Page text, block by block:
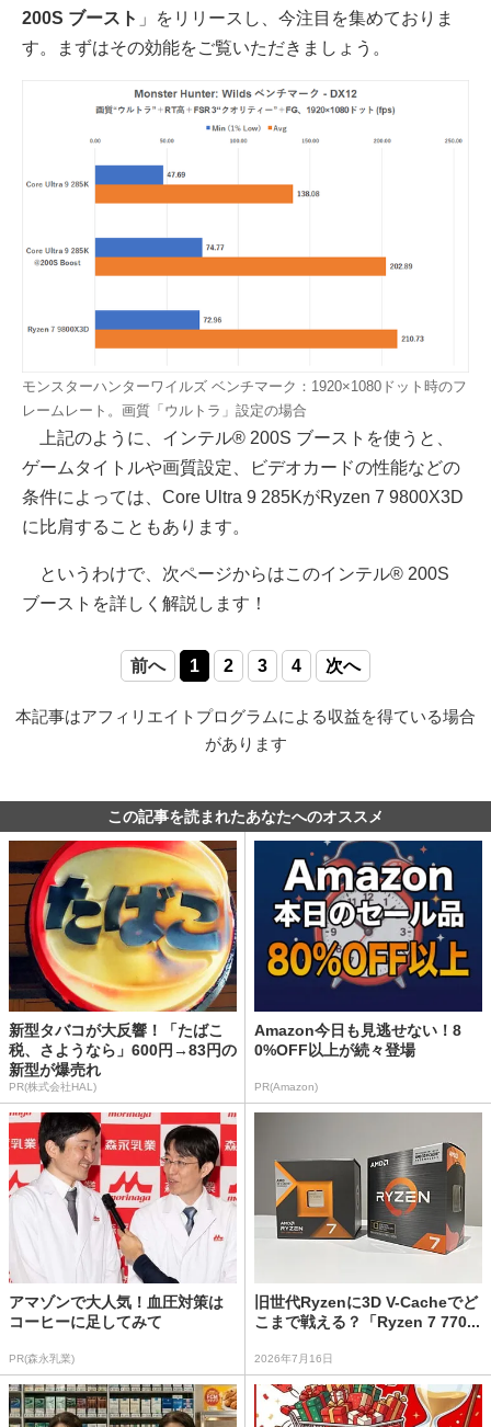
200S ブースト 」をリリースし、今注目を集めておりま
す。まずはその効能をご覧いただきましょう。
モンスターハンターワイルズ ベンチマーク：1920×1080ドット時のフ
レームレート。画質「ウルトラ」設定の場合
上記のように、インテル® 200S ブーストを使うと、
ゲームタイトルや画質設定、ビデオカードの性能などの
条件によっては、Core Ultra 9 285KがRyzen 7 9800X3D
に比肩することもあります。
というわけで、次ページからはこのインテル® 200S
ブーストを詳しく解説します！
前へ 1 2 3 4 次へ
本記事はアフィリエイトプログラムによる収益を得ている場合
があります
この記事を読まれたあなたへのオススメ
新型タバコが大反響！「たばこ
税、さようなら」600円→83円の
新型が爆売れ
PR(株式会社HAL)
Amazon今日も見逃せない！8
0%OFF以上が続々登場
PR(Amazon)
アマゾンで大人気！血圧対策は
コーヒーに足してみて
PR(森永乳業)
旧世代Ryzenに3D V-Cacheでど
こまで戦える？「Ryzen 7 770...
2026年7月16日